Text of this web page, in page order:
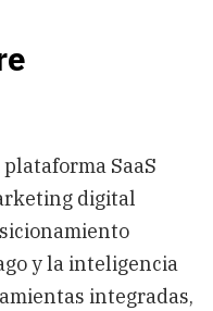
SaaS
digital
y la inteligencia
integradas,